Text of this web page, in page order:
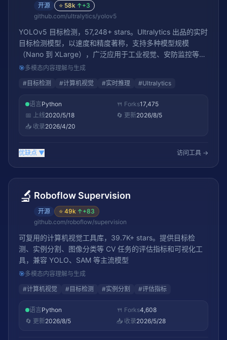
开源 ⭐ 58k ↑+3
github.com/ultralytics/yolov5
YOLOv5 目标检测，57,248+ stars。Ultralytics 出品的实时
目标检测模型，以速度和精度著称，支持多种模型规模
（Nano 到 XLarge），广泛应用于工业视觉、安防监控等场
景
🎯多模态内容理解与生成
# 目标检测 #计算机视觉 #实时推理 #Ultralytics
语言Python 🍴 Forks17,475
📅 上线2020/5/18 🔄 更新2026/8/5
📥 收录2026/4/20
优缺点 ▼ 访问工具 →
🔬 Roboflow Supervision
开源 ⭐ 49k ↑+83
github.com/roboflow/supervision
可复用的计算机视觉工具库，39.7K+ stars。提供目标检
测、实例分割、图像分类等 CV 任务的评估指标和可视化工
具，兼容 YOLO、SAM 等主流模型
🎯多模态内容理解与生成
#计算机视觉 # 目标检测 #实例分割 #评估指标
语言Python 🍴 Forks4,608
🔄 更新2026/8/5 📥 收录2026/5/28